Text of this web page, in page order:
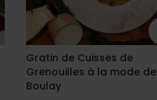
Gratin de Cuisses de
Grenouilles à la mode de
Boulay